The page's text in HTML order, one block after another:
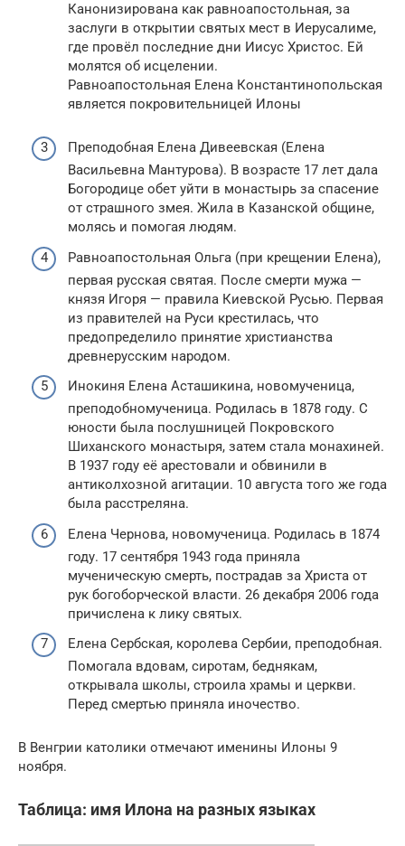
Канонизирована как равноапостольная, за
заслуги в открытии святых мест в Иерусалиме,
где провёл последние дни Иисус Христос. Ей
молятся об исцелении.
Равноапостольная Елена Константинопольская
является покровительницей Илоны
Преподобная Елена Дивеевская (Елена
Васильевна Мантурова). В возрасте 17 лет дала
Богородице обет уйти в монастырь за спасение
от страшного змея. Жила в Казанской общине,
молясь и помогая людям.
Равноапостольная Ольга (при крещении Елена),
первая русская святая. После смерти мужа —
князя Игоря — правила Киевской Русью. Первая
из правителей на Руси крестилась, что
предопределило принятие христианства
древнерусским народом.
Инокиня Елена Асташикина, новомученица,
преподобномученица. Родилась в 1878 году. С
юности была послушницей Покровского
Шиханского монастыря, затем стала монахиней.
В 1937 году её арестовали и обвинили в
антиколхозной агитации. 10 августа того же года
была расстреляна.
Елена Чернова, новомученица. Родилась в 1874
году. 17 сентября 1943 года приняла
мученическую смерть, пострадав за Христа от
рук богоборческой власти. 26 декабря 2006 года
причислена к лику святых.
Елена Сербская, королева Сербии, преподобная.
Помогала вдовам, сиротам, беднякам,
открывала школы, строила храмы и церкви.
Перед смертью приняла иночество.
В Венгрии католики отмечают именины Илоны 9
ноября.
Таблица: имя Илона на разных языках